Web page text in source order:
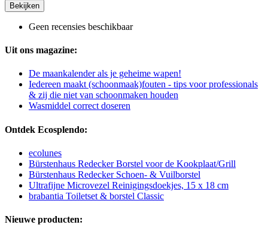
Bekijken
Geen recensies beschikbaar
Uit ons magazine:
De maankalender als je geheime wapen!
Iedereen maakt (schoonmaak)fouten - tips voor professionals
& zij die niet van schoonmaken houden
Wasmiddel correct doseren
Ontdek Ecosplendo:
ecolunes
Bürstenhaus Redecker Borstel voor de Kookplaat/Grill
Bürstenhaus Redecker Schoen- & Vuilborstel
Ultrafijne Microvezel Reinigingsdoekjes, 15 x 18 cm
brabantia Toiletset & borstel Classic
Nieuwe producten: